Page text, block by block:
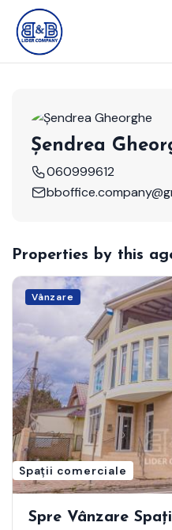
Șendrea
060999612
Properties by this
Vânzare
Spații comerciale
Spre Vânzare